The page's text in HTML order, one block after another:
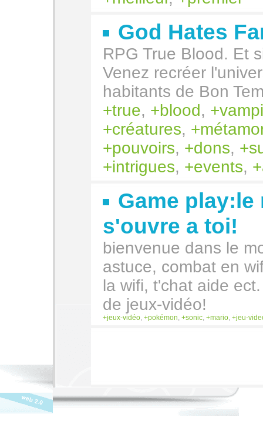
God Hates
RPG True Blood. Et
Venez recréer
habitants de Bon
true, blood,
créatures,
pouvoirs, dons,
intrigues, events,
Game
s'ouvre a toi!
bienvenue dans le
astuce, combat en
la wifi, t'chat aide
de jeux-vidéo!
jeux-vidéo pokémon sonic mario jeu-